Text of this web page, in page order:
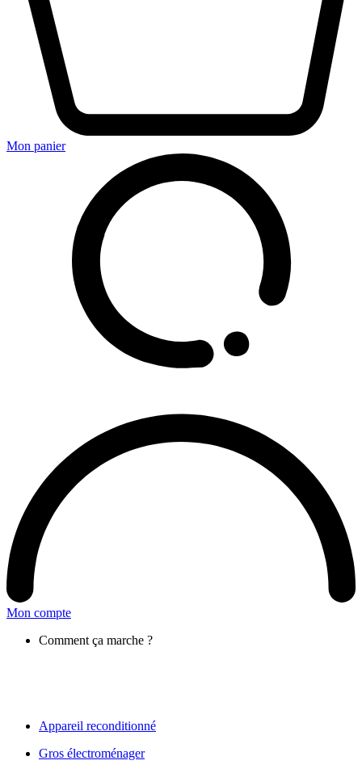
Mon panier
Mon compte
Comment ça marche ?
Appareil reconditionné
Gros électroménager